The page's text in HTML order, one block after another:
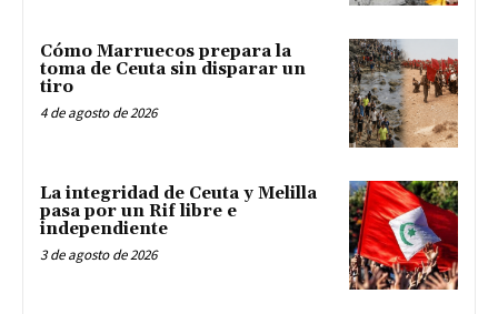
Cómo Marruecos prepara la
toma de Ceuta sin disparar un
tiro
4 de agosto de 2026
La integridad de Ceuta y Melilla
pasa por un Rif libre e
independiente
3 de agosto de 2026